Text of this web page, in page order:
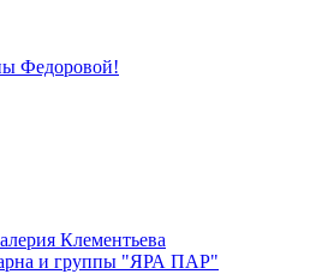
Федоровой!
Клементьева
и группы "ЯРА ПАР"